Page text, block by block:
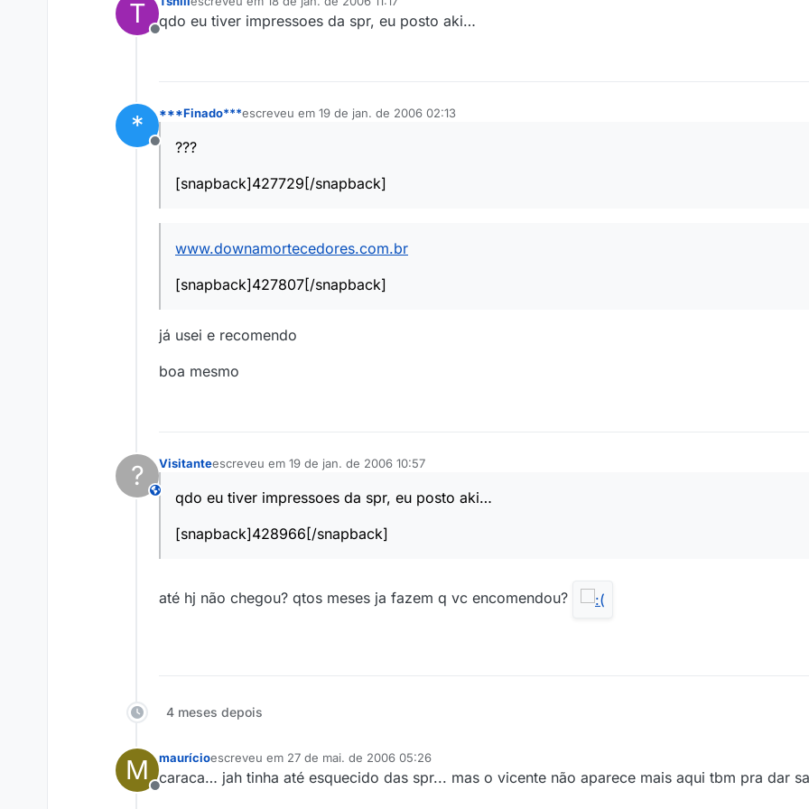
T
Offline
última edição por
qdo eu tiver impressoes da spr, eu posto aki…
*
Offline
***Finado***escreveu em 19 de jan. de 2006 02:13
última edição por
???
[snapback]427729[/snapback]
www.downamortecedores.com.br
[snapback]427807[/snapback]
já usei e recomendo
boa mesmo
? This user is from outside of this forum
Visitanteescreveu em 19 de jan. de 2006 10:57
última edição por
qdo eu tiver impressoes da spr, eu posto aki…
[snapback]428966[/snapback]
até hj não chegou? qtos meses ja fazem q vc encomendou?
4 meses depois
M
Offline
maurícioescreveu em 27 de mai. de 2006 05:26
última edição por
caraca… jah tinha até esquecido das spr... mas o vicente não aparece mais aqui tbm pra dar